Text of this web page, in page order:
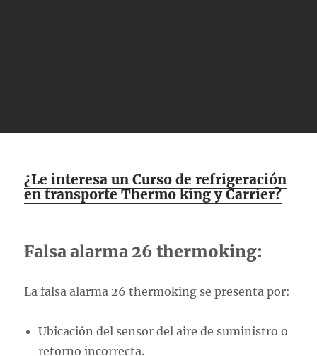
¿Le interesa un Curso de refrigeración
en transporte Thermo king y Carrier?
Falsa alarma 26 thermoking:
La falsa alarma 26 thermoking se presenta por:
Ubicación del sensor del aire de suministro o
retorno incorrecta.